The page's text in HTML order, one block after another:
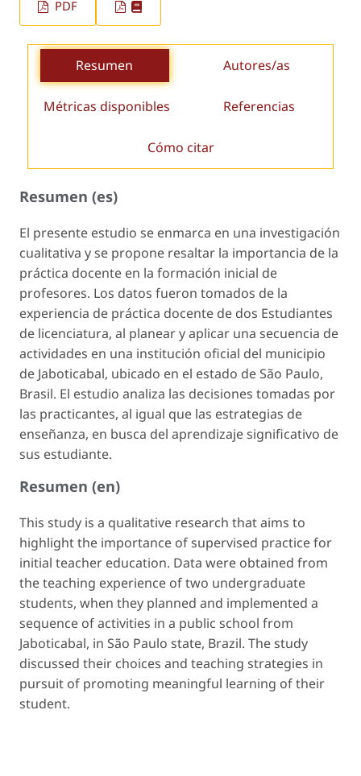
PDF
Resumen Autores/as
Métricas disponibles Referencias
Cómo citar
Resumen (es)
El presente estudio se enmarca en una investigación
cualitativa y se propone resaltar la importancia de la
práctica docente en la formación inicial de
profesores. Los datos fueron tomados de la
experiencia de práctica docente de dos Estudiantes
de licenciatura, al planear y aplicar una secuencia de
actividades en una institución oficial del municipio
de Jaboticabal, ubicado en el estado de São Paulo,
Brasil. El estudio analiza las decisiones tomadas por
las practicantes, al igual que las estrategias de
enseñanza, en busca del aprendizaje significativo de
sus estudiante.
Resumen (en)
This study is a qualitative research that aims to
highlight the importance of supervised practice for
initial teacher education. Data were obtained from
the teaching experience of two undergraduate
students, when they planned and implemented a
sequence of activities in a public school from
Jaboticabal, in São Paulo state, Brazil. The study
discussed their choices and teaching strategies in
pursuit of promoting meaningful learning of their
student.